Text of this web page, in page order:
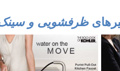
ظرفشویی و